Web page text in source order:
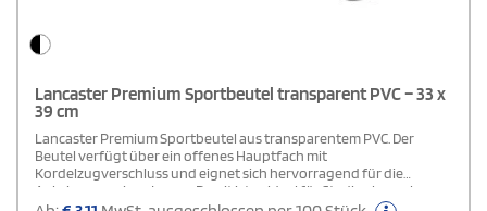
Lancaster Premium Sportbeutel transparent PVC – 33 x
39 cm
Lancaster Premium Sportbeutel aus transparentem PVC. Der
Beutel verfügt über ein offenes Hauptfach mit
Kordelzugverschluss und eignet sich hervorragend für die
Anbringung eines Logos. Damit ist er ideal für Stadionbesuche,